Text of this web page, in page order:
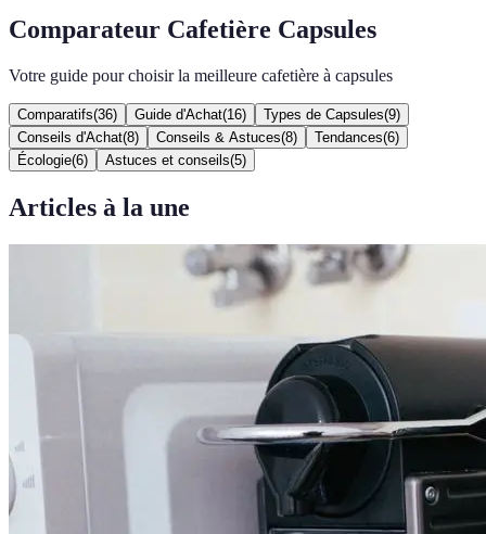
Comparateur Cafetière Capsules
Votre guide pour choisir la meilleure cafetière à capsules
Comparatifs(36) Guide d'Achat(16) Types de Capsules(9)
Conseils d'Achat(8) Conseils & Astuces(8) Tendances(6)
Écologie(6) Astuces et conseils(5)
Articles à la une